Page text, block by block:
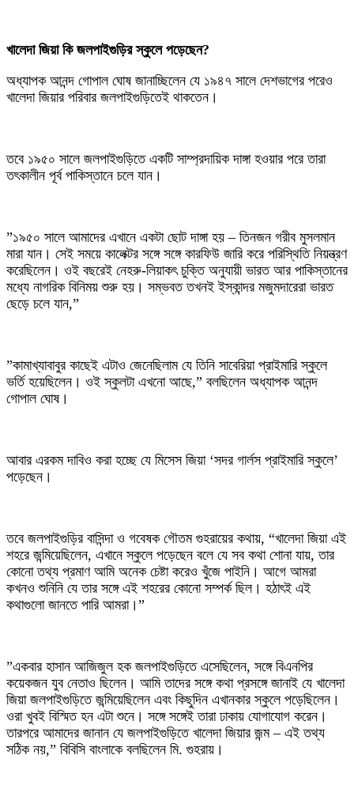
‎খালেদা জিয়া কি জলপাইগুড়ির স্কুলে পড়েছেন?
‎অধ্যাপক আনন্দ গোপাল ঘোষ জানাচ্ছিলেন যে ১৯৪৭ সালে দেশভাগের পরেও
খালেদা জিয়ার পরিবার জলপাইগুড়িতেই থাকতেন।
‎তবে ১৯৫০ সালে জলপাইগুড়িতে একটি সাম্প্রদায়িক দাঙ্গা হওয়ার পরে তারা
তৎকালীন পূর্ব পাকিস্তানে চলে যান।
‎”১৯৫০ সালে আমাদের এখানে একটা ছোট দাঙ্গা হয় – তিনজন গরীব মুসলমান
মারা যান। সেই সময়ে কালেক্টর সঙ্গে সঙ্গে কারফিউ জারি করে পরিস্থিতি নিয়ন্ত্রণ
করেছিলেন। ওই বছরেই নেহরু-লিয়াকৎ চুক্তি অনুযায়ী ভারত আর পাকিস্তানের
মধ্যে নাগরিক বিনিময় শুরু হয়। সম্ভবত তখনই ইস্কান্দর মজুমদারেরা ভারত
ছেড়ে চলে যান,”
‎”কামাখ্যাবাবুর কাছেই এটাও জেনেছিলাম যে তিনি সাবেরিয়া প্রাইমারি স্কুলে
ভর্তি হয়েছিলেন। ওই স্কুলটা এখনো আছে,” বলছিলেন অধ্যাপক আনন্দ
গোপাল ঘোষ।
‎আবার এরকম দাবিও করা হচ্ছে যে মিসেস জিয়া ‘সদর গার্লস প্রাইমারি স্কুলে’
পড়েছেন।
‎তবে জলপাইগুড়ির বাসিন্দা ও গবেষক গৌতম গুহরায়ের কথায়, “খালেদা জিয়া এই
শহরে জন্মিয়েছিলেন, এখানে স্কুলে পড়েছেন বলে যে সব কথা শোনা যায়, তার
কোনো তথ্য প্রমাণ আমি অনেক চেষ্টা করেও খুঁজে পাইনি। আগে আমরা
কখনও শুনিনি যে তার সঙ্গে এই শহরের কোনো সম্পর্ক ছিল। হঠাৎই এই
কথাগুলো জানতে পারি আমরা।”
‎”একবার হাসান আজিজুল হক জলপাইগুড়িতে এসেছিলেন, সঙ্গে বিএনপির
কয়েকজন যুব নেতাও ছিলেন। আমি তাদের সঙ্গে কথা প্রসঙ্গে জানাই যে খালেদা
জিয়া জলপাইগুড়িতে জন্মিয়েছিলেন এবং কিছুদিন এখানকার স্কুলে পড়েছিলেন।
ওরা খুবই বিস্মিত হন এটা শুনে। সঙ্গে সঙ্গেই তারা ঢাকায় যোগাযোগ করেন।
তারপরে আমাদের জানান যে জলপাইগুড়িতে খালেদা জিয়ার জন্ম – এই তথ্য
সঠিক নয়,” বিবিসি বাংলাকে বলছিলেন মি. গুহরায়।